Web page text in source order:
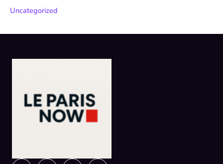
Uncategorized
InstagramFacebook
X- Linkedin